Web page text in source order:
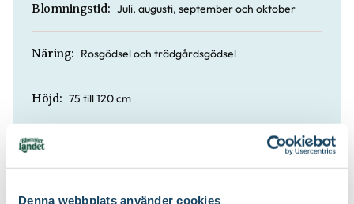
Denna webbplats använder cookies
Blomningstid: Juli, augusti, september och oktober
Näring: Rosgödsel och trädgårdsgödsel
Höjd: 75 till 120 cm
Doft: